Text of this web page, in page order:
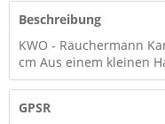
Beschreibung
KWO - Räuchermann
cm Aus einem kleinen
GPSR